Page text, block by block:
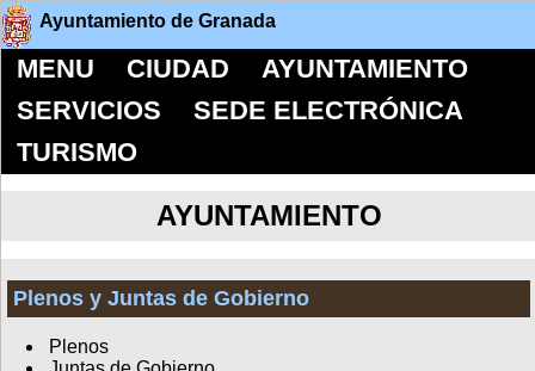
Ayuntamiento de Granada
MENU CIUDAD
AYUNTAMIENTO
SERVICIOS
SEDE ELECTRÓNICA
TURISMO
AYUNTAMIENTO
Plenos y Juntas de Gobierno
Plenos